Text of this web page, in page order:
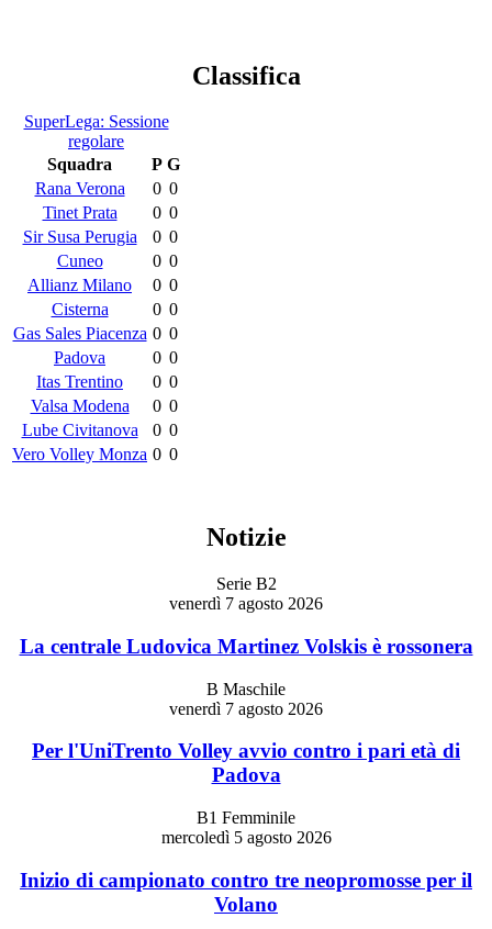
Classifica
SuperLega: Sessione
regolare
Squadra
P G
Rana Verona
0 0
Tinet Prata
0 0
Sir Susa Perugia
0 0
Cuneo
0 0
Allianz Milano
0 0
Cisterna
0 0
Gas Sales Piacenza 0 0
Padova
0 0
Itas Trentino
0 0
Valsa Modena
0 0
Lube Civitanova
0 0
Vero Volley Monza 0 0
Notizie
Serie B2
venerdì 7 agosto 2026
La centrale Ludovica Martinez Volskis è rossonera
B Maschile
venerdì 7 agosto 2026
Per l'UniTrento Volley avvio contro i pari età di
Padova
B1 Femminile
mercoledì 5 agosto 2026
Inizio di campionato contro tre neopromosse per il
Volano